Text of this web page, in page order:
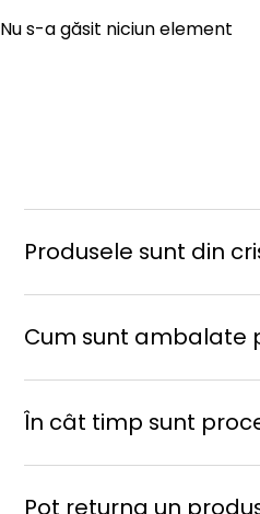
Nu s-a găsit niciun element
Produsele sunt din
Cum sunt ambalate
În cât timp sunt
Pot returna un